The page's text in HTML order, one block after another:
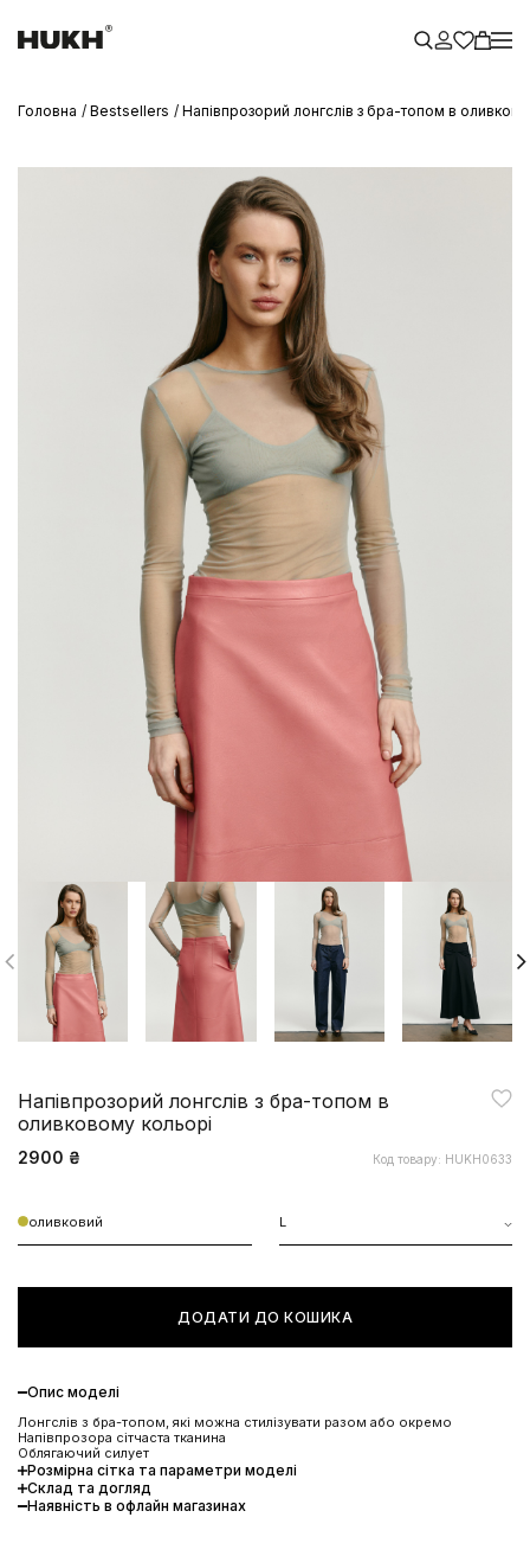
Головна Bestsellers Напівпрозорий лонгслів з бра-топом в
Напівпрозорий лонгслів з бра-топом в
оливковому кольорі
2900 ₴ Код товару: HUKH0633
оливковий L
ДОДАТИ ДО КОШИКА
Опис моделі
Лонгслів з бра-топом, які можна стилізувати разом або окремо
Напівпрозора сітчаста тканина
Облягаючий силует
Розмірна сітка та параметри моделі
Склад та догляд
Наявність в офлайн магазинах